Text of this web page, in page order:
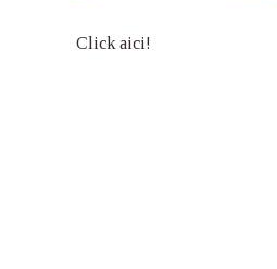
Click aici!